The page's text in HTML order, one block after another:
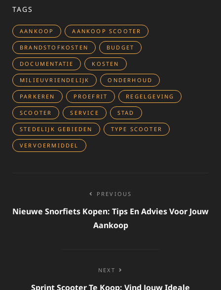
TAGS
AANKOOP AANKOOP SCOOTER
BRANDSTOFKOSTEN BUDGET
DOCUMENTATIE KOSTEN
MILIEUVRIENDELIJK ONDERHOUD
PARKEREN PROEFRIT REGELGEVING
SCOOTER SERVICE STAD
STEDELIJK GEBIEDEN TYPE SCOOTER
VERVOERMIDDEL
navigatie
PREVIOUS
Nieuwe Snorfiets Kopen: Tips En Advies Voor Jouw
Aankoop
NEXT
Sprint Scooter Te Koop: Vind Jouw Ideale